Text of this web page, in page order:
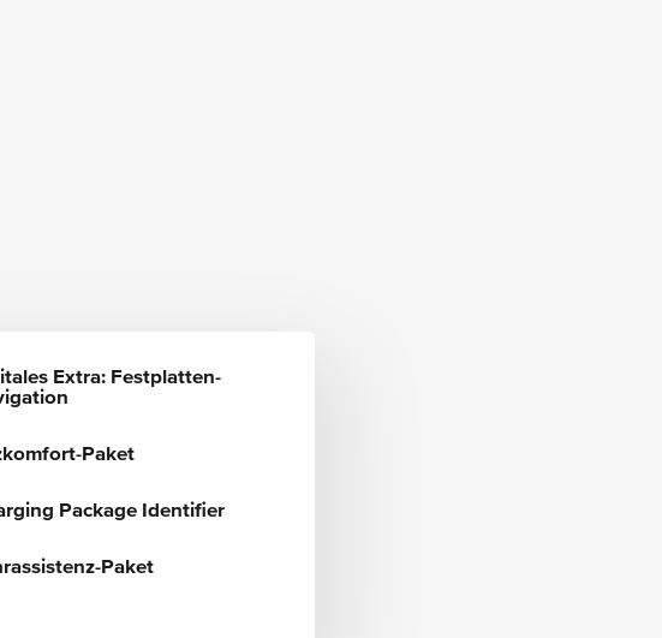
Extra: Festplatten-
Paket
Package Identifier
Paket